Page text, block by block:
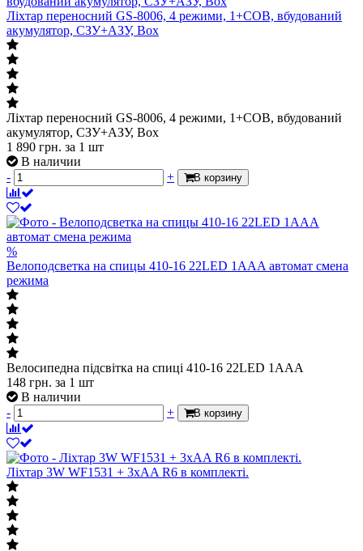
Ліхтар переносний GS-8006, 4 режими, 1+COB, вбудований
акумулятор, СЗУ+АЗУ, Box
Ліхтар переносний GS-8006, 4 режими, 1+COB, вбудований
акумулятор, СЗУ+АЗУ, Box
1 890 грн. за 1 шт
В наличии
-
+ В корзину
%
Велоподсветка на спицы 410-16 22LED 1AAA автомат смена
режима
Велосипедна підсвітка на спиці 410-16 22LED 1AAA
148 грн. за 1 шт
В наличии
-
+ В корзину
Ліхтар 3W WF1531 + 3xAA R6 в комплекті.